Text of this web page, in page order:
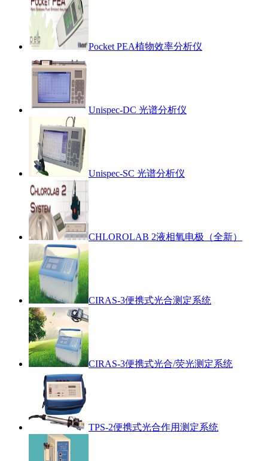
Pocket PEA植物效率分析仪
Unispec-DC 光谱分析仪
Unispec-SC 光谱分析仪
CHLOROLAB 2液相氧电极（全新）
CIRAS-3便携式光合测定系统
CIRAS-3便携式光合/荧光测定系统
TPS-2便携式光合作用测定系统